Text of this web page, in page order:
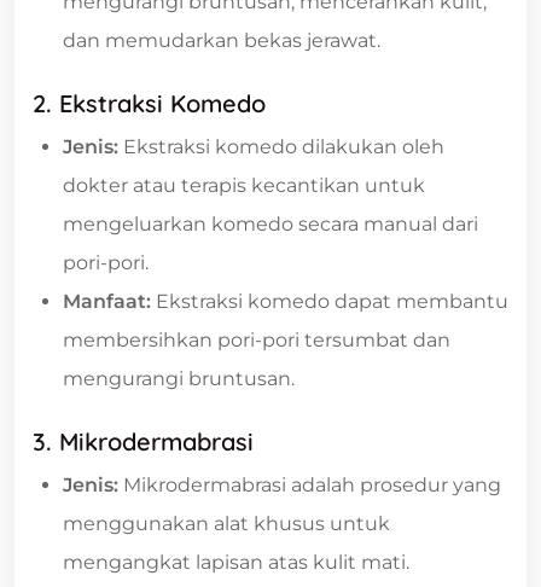
dan memudarkan bekas jerawat.
2. Ekstraksi Komedo
Jenis: Ekstraksi komedo dilakukan oleh
dokter atau terapis kecantikan untuk
mengeluarkan komedo secara manual dari
pori-pori.
Manfaat: Ekstraksi komedo dapat membantu
membersihkan pori-pori tersumbat dan
mengurangi bruntusan.
3. Mikrodermabrasi
Jenis: Mikrodermabrasi adalah prosedur yang
menggunakan alat khusus untuk
mengangkat lapisan atas kulit mati.